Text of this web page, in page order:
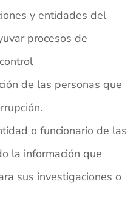
y entidades del
procesos de
de las personas que
o funcionario de las
la información que
sus investigaciones o